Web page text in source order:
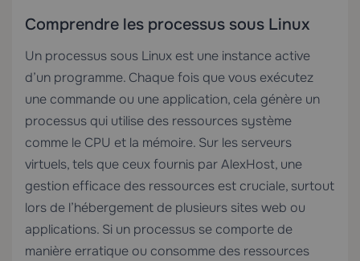
Comprendre les processus sous Linux
Un processus sous Linux est une instance active
d’un programme. Chaque fois que vous exécutez
une commande ou une application, cela génère un
processus qui utilise des ressources système
comme le CPU et la mémoire. Sur les serveurs
virtuels, tels que ceux fournis parAlexHost, une
gestion efficace des ressources est cruciale, surtout
lors de l’hébergement de plusieurs sites web ou
applications. Si un processus se comporte de
manière erratique ou consomme des ressources